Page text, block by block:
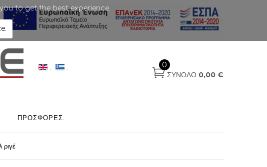
.
0
ΣΎΝΟΛΟ 0,00 €
. .
ΠΡΟΣΦΟΡΈΣ
ριγέ
to get the best experience.
.